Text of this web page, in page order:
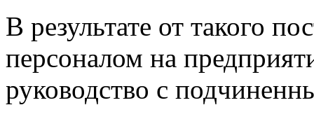
В результате от такого
персоналом на
руководство с